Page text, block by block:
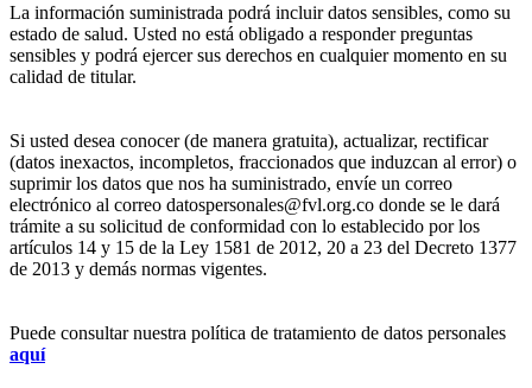
La información suministrada podrá incluir datos sensibles, como su
estado de salud. Usted no está obligado a responder preguntas
sensibles y podrá ejercer sus derechos en cualquier momento en su
calidad de titular.
Si usted desea conocer (de manera gratuita), actualizar, rectificar
(datos inexactos, incompletos, fraccionados que induzcan al error) o
suprimir los datos que nos ha suministrado, envíe un correo
electrónico al correo datospersonales@fvl.org.co donde se le dará
trámite a su solicitud de conformidad con lo establecido por los
artículos 14 y 15 de la Ley 1581 de 2012, 20 a 23 del Decreto 1377
de 2013 y demás normas vigentes.
Puede consultar nuestra política de tratamiento de datos personales
aquí